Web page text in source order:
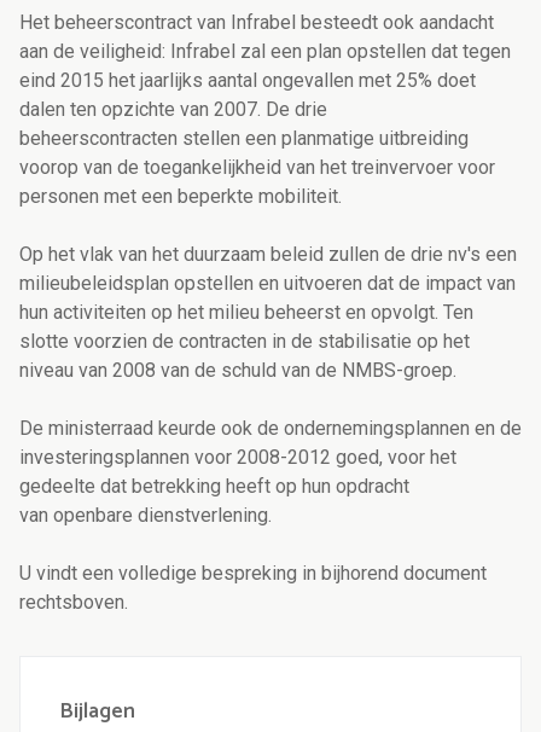
Het beheerscontract van Infrabel besteedt ook aandacht
aan de veiligheid: Infrabel zal een plan opstellen dat tegen
eind 2015 het jaarlijks aantal ongevallen met 25% doet
dalen ten opzichte van 2007. De drie
beheerscontracten stellen een planmatige uitbreiding
voorop van de toegankelijkheid van het treinvervoer voor
personen met een beperkte mobiliteit.
Op het vlak van het duurzaam beleid zullen de drie nv's een
milieubeleidsplan opstellen en uitvoeren dat de impact van
hun activiteiten op het milieu beheerst en opvolgt. Ten
slotte voorzien de contracten in de stabilisatie op het
niveau van 2008 van de schuld van de NMBS-groep.
De ministerraad keurde ook de ondernemingsplannen en de
investeringsplannen voor 2008-2012 goed, voor het
gedeelte dat betrekking heeft op hun opdracht
van openbare dienstverlening.
U vindt een volledige bespreking in bijhorend document
rechtsboven.
Bijlagen